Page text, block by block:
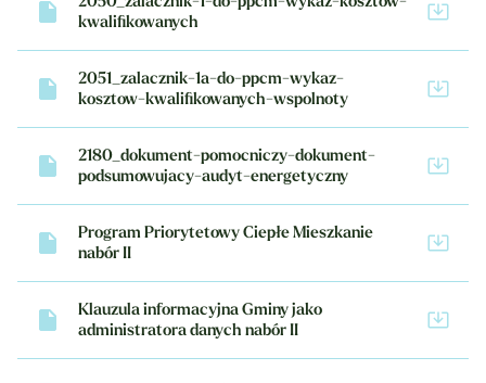
kwalifikowanych
2051_zalacznik-1a-do-ppcm-wykaz-
kosztow-kwalifikowanych-wspolnoty
2180_dokument-pomocniczy-dokument-
podsumowujacy-audyt-energetyczny
Program Priorytetowy Ciepłe Mieszkanie
nabór II
Klauzula informacyjna Gminy jako
administratora danych nabór II